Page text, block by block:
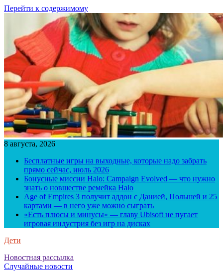
Перейти к содержимому
8 августа, 2026
Бесплатные игры на выходные, которые надо забрать
прямо сейчас, июль 2026
Бонусные миссии Halo: Campaign Evolved — что нужно
знать о новшестве ремейка Halo
Age of Empires 3 получит аддон с Данией, Польшей и 25
картами — в него уже можно сыграть
«Есть плюсы и минусы» — главу Ubisoft не пугает
игровая индустрия без игр на дисках
Дети
Новостная рассылка
Случайные новости